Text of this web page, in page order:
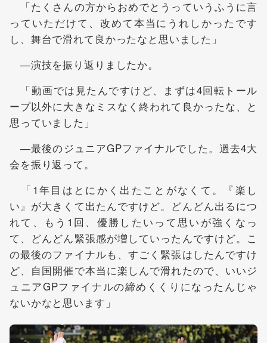
「たくさんの方からおめでとうっていうふうに言
っていただけて、改めて本当にうれしかったです
し、舞台で滑れて良かったなと思いました」
―演技を振り返りましたか。
「動画では見たんですけど、まずは4回転トール
ープ以外に大きなミスなく終われて良かったな、と
思っていました」
―最後のジュニアGPファイナルでした。過去4大
会を振り返って。
「1年目はとにかく出たことがなくて。『楽し
い』が大きくて出たんですけど。どんどん出るにつ
れて、もう1回、優勝したいって思いが強くなっ
て、どんどん緊張感が増していったんですけど。こ
の最後のファイナルも、すごく緊張はしたんですけ
ど、自国開催で本当に楽しんで滑れたので、いいジ
ュニアGPファイナルの締めくくりになったんじゃ
ないかなと思います」